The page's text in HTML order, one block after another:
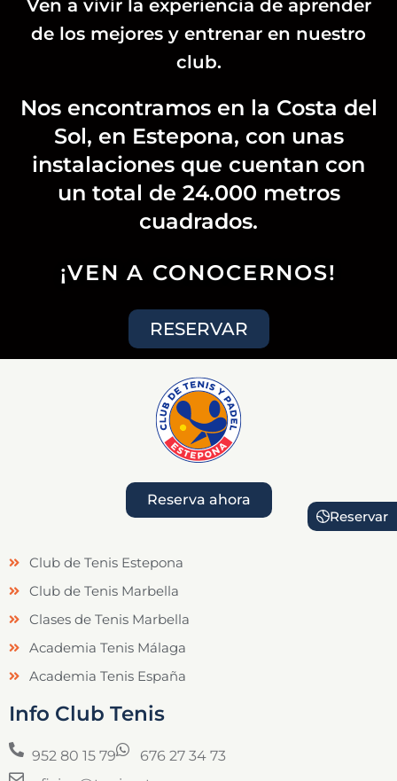
Ven a vivir la experiencia de aprender
de los mejores y entrenar en nuestro
club.
Nos encontramos en la Costa del
Sol, en Estepona, con unas
instalaciones que cuentan con
un total de 24.000 metros
cuadrados.
¡VEN A CONOCERNOS!
RESERVAR
Reserva ahora
Reservar
Club de Tenis Estepona
Club de Tenis Marbella
Clases de Tenis Marbella
Academia Tenis Málaga
Academia Tenis España
Info Club Tenis
952 80 15 79
676 27 34 73